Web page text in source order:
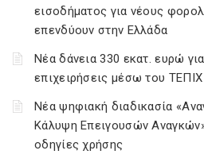
εισοδήματος για νέους
επενδύουν στην Ελλάδα
Νέα δάνεια 330 εκατ. ευρώ
επιχειρήσεις μέσω του ΤΕΠΙΧ
Νέα ψηφιακή διαδικασία
Κάλυψη Επειγουσών
οδηγίες χρήσης